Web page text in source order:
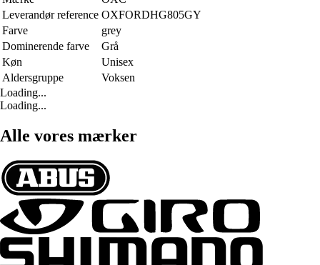
Leverandør reference OXFORDHG805GY
Farve
grey
Dominerende farve
Grå
Køn
Unisex
Aldersgruppe
Voksen
Loading...
Loading...
Alle vores mærker